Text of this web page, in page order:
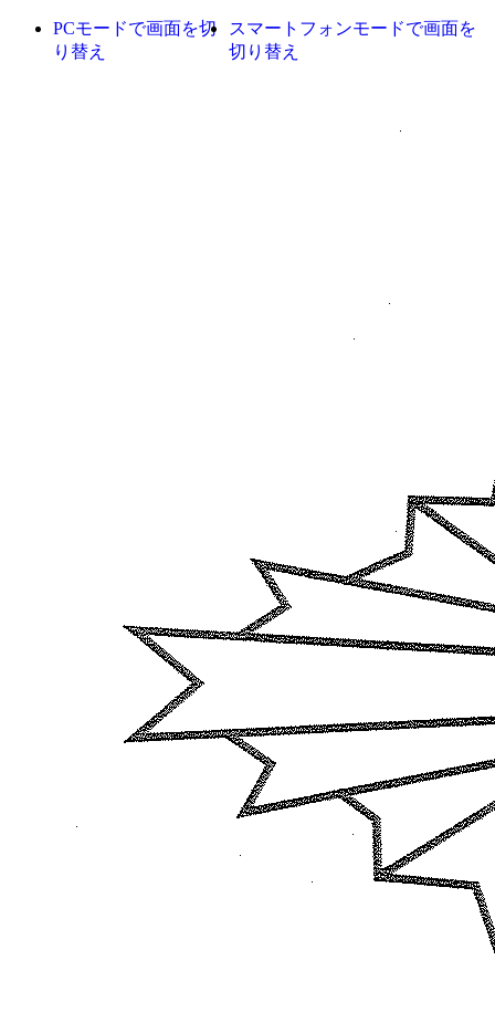
PCモードで画面を切
り替え
スマートフォンモードで画面を
切り替え